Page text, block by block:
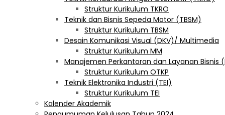
Struktur Kurikulum TKRO
Teknik dan Bisnis Sepeda Motor (TBSM)
Struktur Kurikulum TBSM
Desain Komunikasi Visual (DKV)/ Multimedia
Struktur Kurikulum MM
Manajemen Perkantoran dan Layanan Bisnis
Struktur Kurikulum OTKP
Teknik Elektronika Industri (TEI)
Struktur Kurikulum TEI
Kalender Akademik